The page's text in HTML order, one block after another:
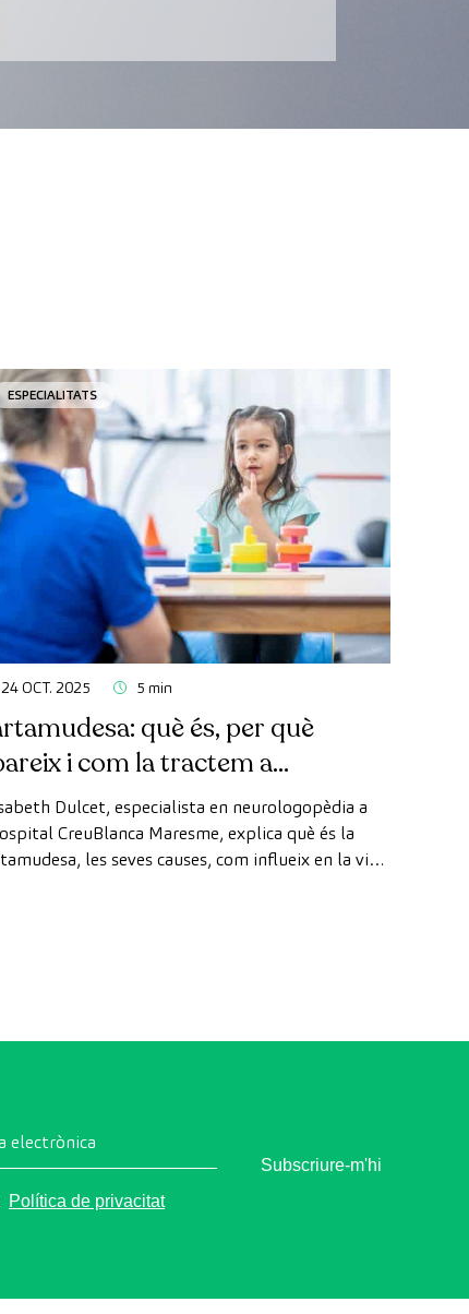
ESPECIALITATS
24 OCT. 2025 5 min
què és, per què
i com la tractem a
Maresme
Dulcet, especialista en neurologopèdia a
CreuBlanca Maresme, explica què és la
les seves causes, com influeix en la vida
electrònica
Política de privacitat
Subscriure-m'hi